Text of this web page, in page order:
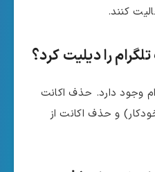
کنند.
را دیلیت کرد؟
وجود دارد. حذف اکانت
و حذف اکانت از